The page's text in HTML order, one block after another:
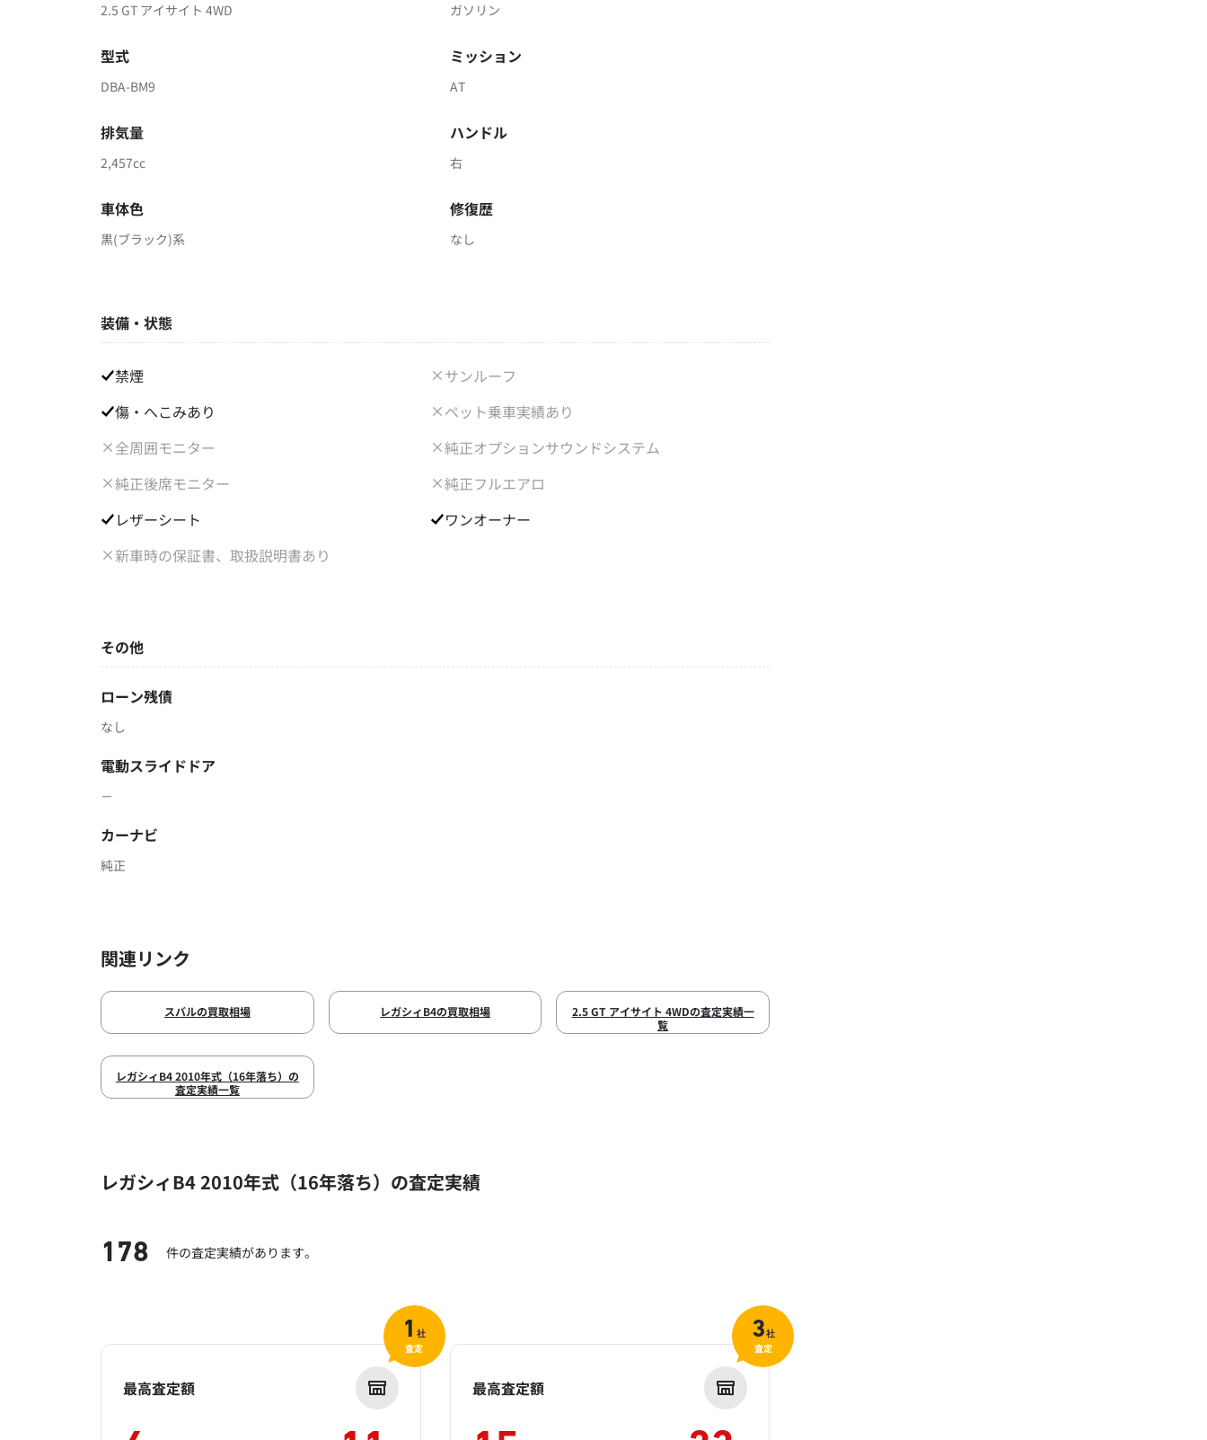
2.5 GT アイサイト 4WD ガソリン
型式
DBA-BM9
ミッション
AT
排気量
2,457cc
ハンドル
右
車体色
黒(ブラック)系
修復歴
なし
装備・状態
禁煙
サンルーフ
傷・へこみあり
ペット乗車実績あり
全周囲モニター
純正オプションサウンドシステム
純正後席モニター
純正フルエアロ
レザーシート
ワンオーナー
新車時の保証書、取扱説明書あり
その他
ローン残債
なし
電動スライドドア
－
カーナビ
純正
関連リンク
スバルの買取相場 レガシィB4の買取相場
2.5 GT アイサイト 4WDの査定実績一
覧
レガシィB4 2010年式（16年落ち）の
査定実績一覧
レガシィB4 2010年式（16年落ち）の査定実績
178 件の査定実績があります。
最高査定額
1 社
査定
最高査定額
3社
査定